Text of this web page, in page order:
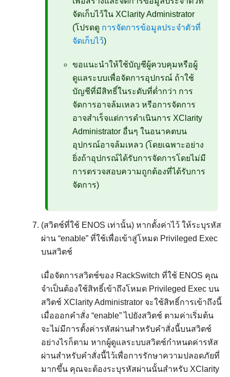
จัดเก็บไว้ใน XClarity Administrator
(โปรดดู การจัดการข้อมูลประจำตัวที่
จัดเก็บไว้)
ขอแนะนำให้ใช้บัญชีผู้ควบคุมหรือผู้
ดูแลระบบเพื่อจัดการอุปกรณ์ ถ้าใช้
บัญชีที่มีสิทธิ์ในระดับที่ต่ำกว่า การ
จัดการอาจล้มเหลว หรือการจัดการ
อาจสำเร็จแต่การดำเนินการ XClarity
Administrator อื่นๆ ในอนาคตบน
อุปกรณ์อาจล้มเหลว (โดยเฉพาะอย่าง
ยิ่งถ้าอุปกรณ์ได้รับการจัดการโดยไม่มี
การตรวจสอบความถูกต้องที่ได้รับการ
จัดการ)
(สวิตช์ที่ใช้ ENOS เท่านั้น) หากตั้งค่าไว้ ให้ระบุรหัส
ผ่าน enable ที่ใช้เพื่อเข้าสู่โหมด Privileged Exec
บนสวิตช์
เมื่อจัดการสวิตช์ของ RackSwitch ที่ใช้ ENOS คุณ
จำเป็นต้องใช้สิทธิ์เข้าถึงโหมด Privileged Exec บน
สวิตช์ XClarity Administrator จะใช้สิทธิ์การเข้าถึงนี้
เมื่อออกคำสั่ง enable ไปยังสวิตช์ ตามค่าเริ่มต้น
จะไม่มีการตั้งค่ารหัสผ่านสำหรับคำสั่งนี้บนสวิตช์
อย่างไรก็ตาม หากผู้ดูแลระบบสวิตช์กำหนดค่ารหัส
ผ่านสำหรับคำสั่งนี้ไว้เพื่อการรักษาความปลอดภัยที่
มากขึ้น คุณจะต้องระบุรหัสผ่านนั้นสำหรับ XClarity